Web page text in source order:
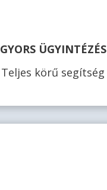
GYORS ÜGYINTÉZÉS
Teljes körű segítség